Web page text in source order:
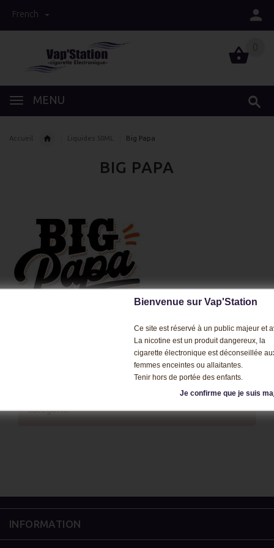
Bienvenue sur Vap'Station
Ce site est réservé à un public majeur et
La nicotine est un produit dangereux, la
cigarette électronique est déconseillée
femmes enceintes ou allaitantes.
Tenir hors de portée des enfants.
Je confirme que je suis
French
MENU
Accueil Liquides 50ML Big Papa
BIG PAPA
Aucun produit n'est disponible dans cette
catégorie.
INFORMATION